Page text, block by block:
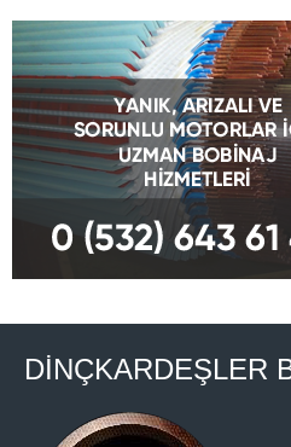
DİNÇKARDEŞLER